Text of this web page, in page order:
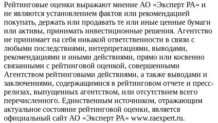
Рейтинговые оценки выражают мнение АО «Эксперт РА» и
не являются установлением фактов или рекомендацией
покупать, держать или продавать те или иные ценные бумаги
или активы, принимать инвестиционные решения. Агентство
не принимает на себя никакой ответственности в связи с
любыми последствиями, интерпретациями, выводами,
рекомендациями и иными действиями, прямо или косвенно
связанными с рейтинговой оценкой, совершенными
Агентством рейтинговыми действиями, а также выводами и
заключениями, содержащимися в рейтинговом отчете и пресс-
релизах, выпущенных агентством, или отсутствием всего
перечисленного. Единственным источником, отражающим
актуальное состояние рейтинговой оценки, является
официальный сайт АО «Эксперт РА» www.raexpert.ru.